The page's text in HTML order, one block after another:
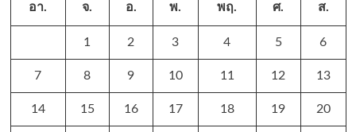
อา. จ. อ. พ. พฤ. ศ. ส.
1 2 3 4 5 6
7 8 9 10 11 12 13
14 15 16 17 18 19 20